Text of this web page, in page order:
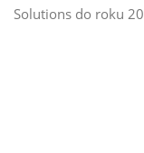
Solutions do roku